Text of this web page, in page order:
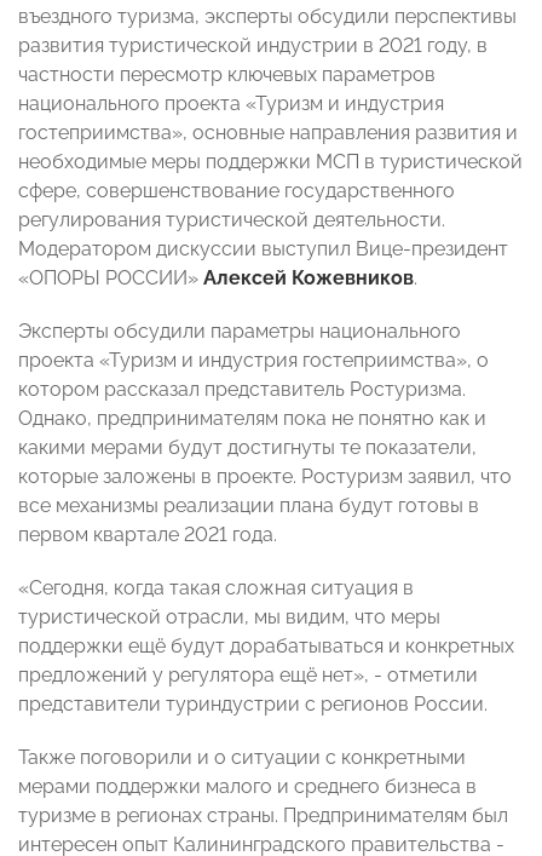
въездного туризма, эксперты обсудили перспективы
развития туристической индустрии в 2021 году, в
частности пересмотр ключевых параметров
национального проекта «Туризм и индустрия
гостеприимства», основные направления развития и
необходимые меры поддержки МСП в туристической
сфере, совершенствование государственного
регулирования туристической деятельности.
Модератором дискуссии выступил Вице-президент
«ОПОРЫ РОССИИ» Алексей Кожевников.
Эксперты обсудили параметры национального
проекта «Туризм и индустрия гостеприимства», о
котором рассказал представитель Ростуризма.
Однако, предпринимателям пока не понятно как и
какими мерами будут достигнуты те показатели,
которые заложены в проекте. Ростуризм заявил, что
все механизмы реализации плана будут готовы в
первом квартале 2021 года.
«Сегодня, когда такая сложная ситуация в
туристической отрасли, мы видим, что меры
поддержки ещё будут дорабатываться и конкретных
предложений у регулятора ещё нет», - отметили
представители туриндустрии с регионов России.
Также поговорили и о ситуации с конкретными
мерами поддержки малого и среднего бизнеса в
туризме в регионах страны. Предпринимателям был
интересен опыт Калининградского правительства -